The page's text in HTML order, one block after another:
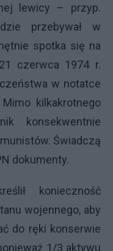
lewicy – przyp.
przebywał w
spotka się na
czerwca 1974 r.
w notatce
kilkakrotnego
konsekwentnie
Świadczą
dokumenty.
konieczność
wojennego, aby
do ręki konserwie
1/3 aktywu